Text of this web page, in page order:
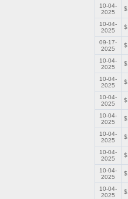
10-04-
2025
10-04-
2025
09-17-
2025
10-04-
2025
10-04-
2025
10-04-
2025
10-04-
2025
10-04-
2025
10-04-
2025
10-04-
2025
10-04-
2025